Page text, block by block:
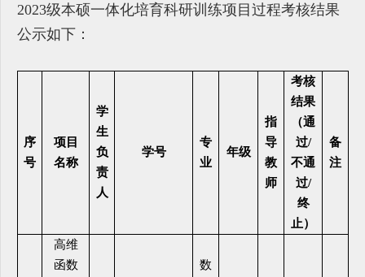
2023级本硕一体化培育科研训练项目过程考核结果
公示如下：
序
号
项目
名称
学
生
负
责
人
学号
专
业
年级
指
导
教
师
考核
结果
（通
过/
不通
过/
终
止）
备
注
高维
函数
数